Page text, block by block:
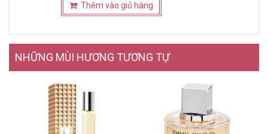
Thêm vào giỏ hàng
NHỮNG MÙI HƯƠNG TƯƠNG TỰ